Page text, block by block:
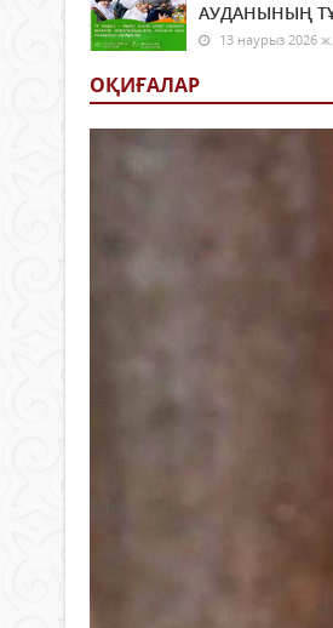
АУДАНЫНЫҢ
13 наурыз 2026 ж.
ОҚИҒАЛАР